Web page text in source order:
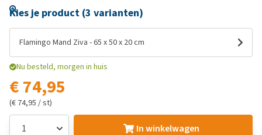
Kies je product (3 varianten)
Flamingo Mand Ziva - 65 x 50 x 20 cm
Nu besteld, morgen in huis
€ 74,95
(€ 74,95 / st)
In winkelwagen